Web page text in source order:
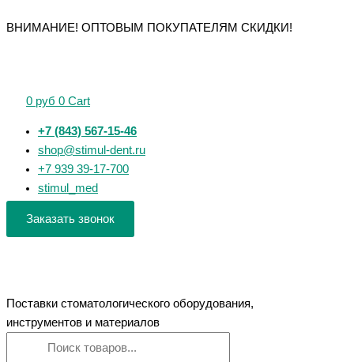
к
ВНИМАНИЕ! ОПТОВЫМ ПОКУПАТЕЛЯМ СКИДКИ!
0 руб 0 Cart
+7 (843) 567-15-46
shop@stimul-dent.ru
+7 939 39-17-700
stimul_med
Заказать звонок
Поставки стоматологического оборудования,
инструментов и материалов
товаров
товаров
товара
пескоструйный
компактный
товара
товара
товара
товара